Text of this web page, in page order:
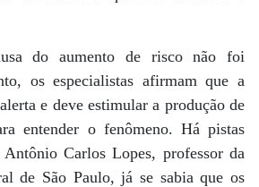
do aumento de risco não foi
os especialistas afirmam que a
e deve estimular a produção de
entender o fenômeno. Há pistas
Antônio Carlos Lopes, professor da
de São Paulo, já se sabia que os